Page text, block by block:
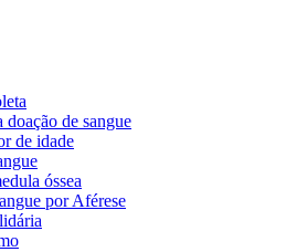
doação de sangue
de idade
óssea
por Aférese